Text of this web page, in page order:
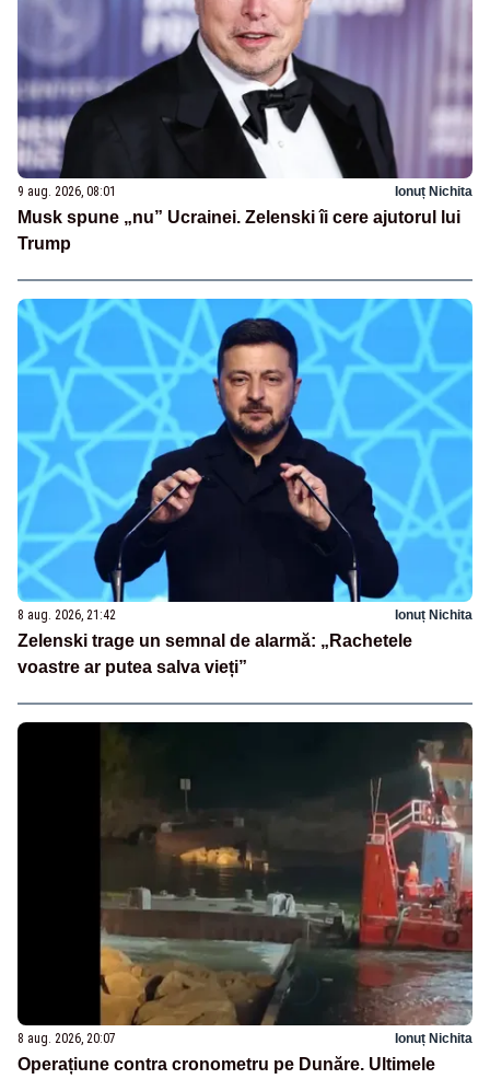
9 aug. 2026, 08:01 Ionuț Nichita
Musk spune „nu” Ucrainei. Zelenski îi cere ajutorul lui
Trump
8 aug. 2026, 21:42 Ionuț Nichita
Zelenski trage un semnal de alarmă: „Rachetele
voastre ar putea salva vieți”
8 aug. 2026, 20:07 Ionuț Nichita
Operațiune contra cronometru pe Dunăre. Ultimele